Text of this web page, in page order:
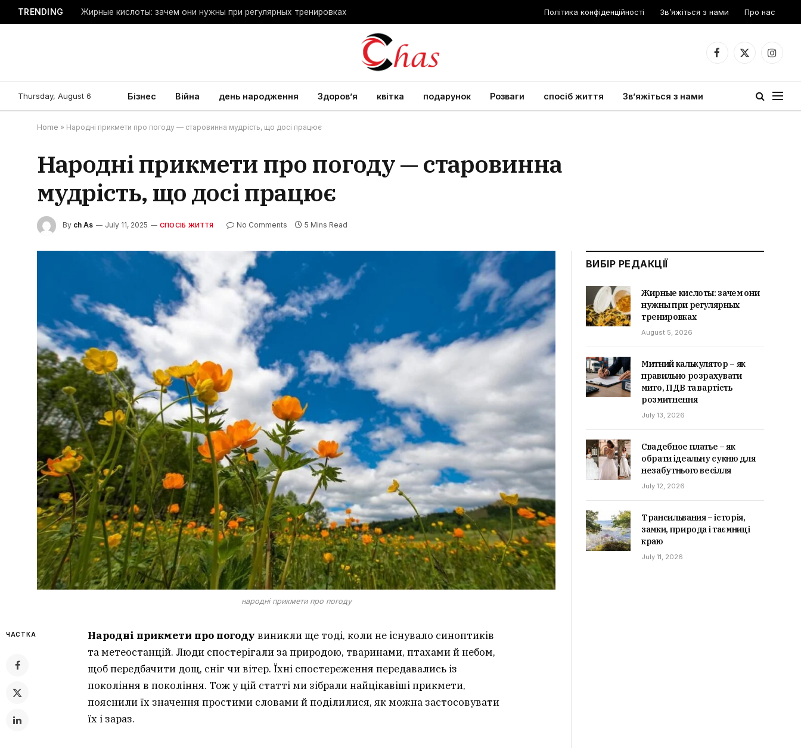
TRENDING Жирные кислоты: зачем они нужны при регулярных тренировках Політика конфіденційності Зв’яжіться з нами Про нас
Facebook
X
Thursday, August 6 Бізнес Війна день народження Здоров’я квітка подарунок Розваги спосіб життя Зв’яжіться з нами
Home » Народні прикмети про погоду — старовинна мудрість, що досі працює
Народні прикмети про погоду — старовинна
мудрість, що досі працює
By ch As July 11, 2025 СПОСІБ ЖИТТЯ No Comments 5 Mins Read
народні прикмети про погоду
ЧАСТКА Народні прикмети про погоду виникли ще тоді, коли не існувало синоптиків
та метеостанцій. Люди спостерігали за природою, тваринами, птахами й небом,
щоб передбачити дощ, сніг чи вітер. Їхні спостереження передавались із
покоління в покоління. Тож у цій статті ми зібрали найцікавіші прикмети,
пояснили їх значення простими словами й поділилися, як можна застосовувати
їх і зараз.
ВИБІР РЕДАКЦІЇ
Жирные кислоты: зачем они
нужны при регулярных
тренировках
August 5, 2026
Митний калькулятор – як
правильно розрахувати
мито, ПДВ та вартість
розмитнення
July 13, 2026
Свадебное платье – як
обрати ідеальну сукню для
незабутнього весілля
July 12, 2026
Трансильвания – історія,
замки, природа і таємниці
краю
July 11, 2026